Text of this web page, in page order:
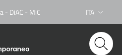
- DiAC - MiC Lingua
ITA